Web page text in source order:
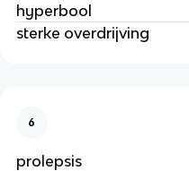
hyperbool
sterke overdrijving
6
prolepsis